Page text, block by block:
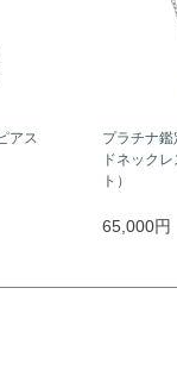
アス
プラチナ
ドネック
ト）
65,000円